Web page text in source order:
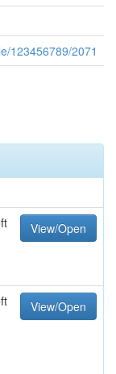
123456789/2071
View/Open
View/Open